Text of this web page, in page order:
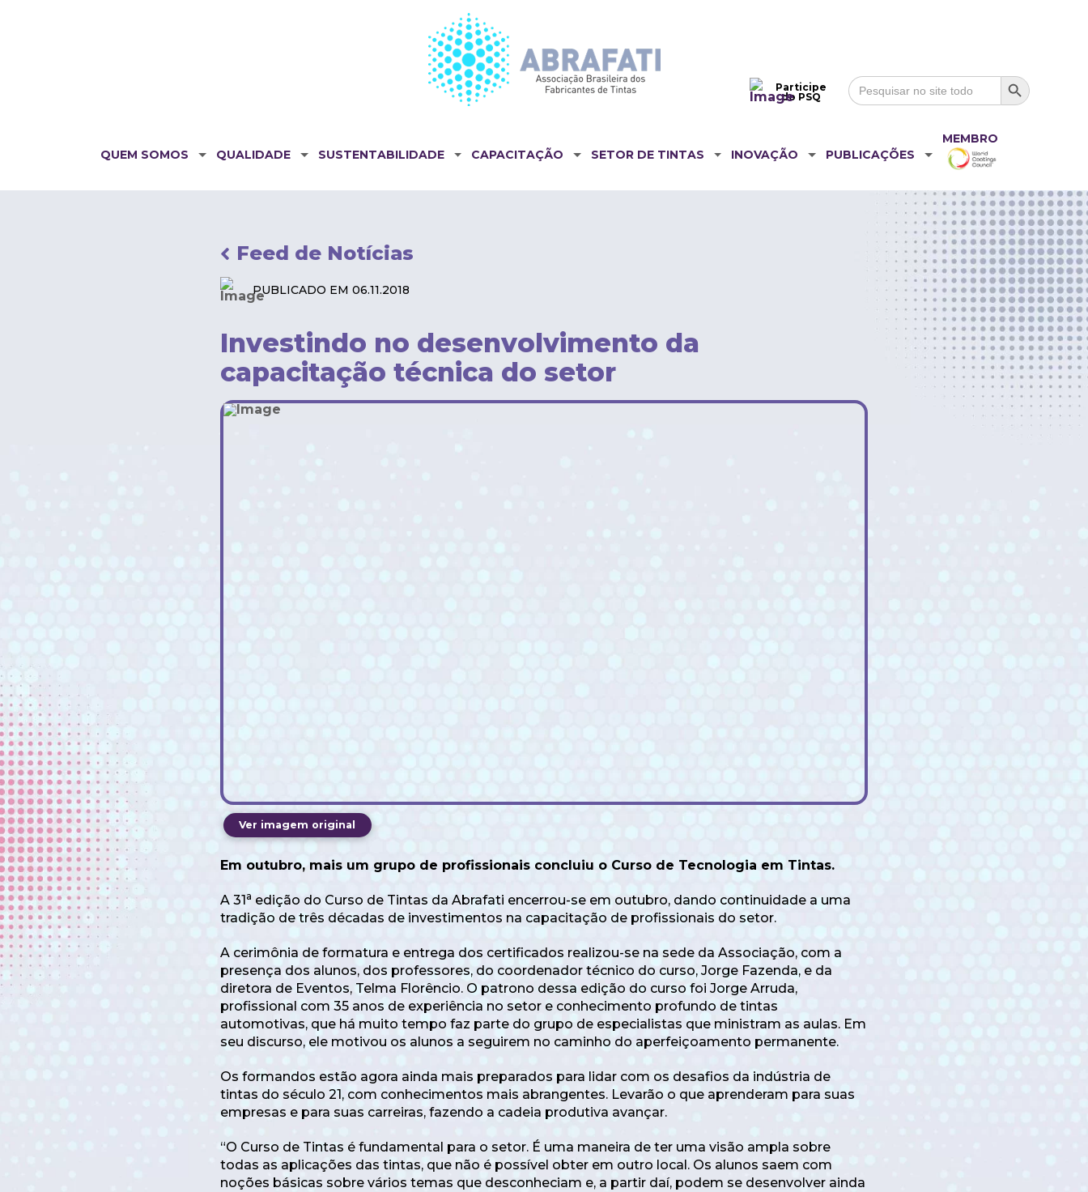
Participe
do PSQ
Search
for:
Search Button
QUEM SOMOS QUALIDADE SUSTENTABILIDADE CAPACITAÇÃO SETOR DE TINTAS INOVAÇÃO PUBLICAÇÕES
MEMBRO
Feed de Notícias
PUBLICADO EM 06.11.2018
Investindo no desenvolvimento da
capacitação técnica do setor
Ver imagem original
Em outubro, mais um grupo de profissionais concluiu o Curso de Tecnologia em Tintas.
A 31a edição do Curso de Tintas da Abrafati encerrou-se em outubro, dando continuidade a uma
tradição de três décadas de investimentos na capacitação de profissionais do setor.
A cerimônia de formatura e entrega dos certificados realizou-se na sede da Associação, com a
presença dos alunos, dos professores, do coordenador técnico do curso, Jorge Fazenda, e da
diretora de Eventos, Telma Florêncio. O patrono dessa edição do curso foi Jorge Arruda,
profissional com 35 anos de experiência no setor e conhecimento profundo de tintas
automotivas, que há muito tempo faz parte do grupo de especialistas que ministram as aulas. Em
seu discurso, ele motivou os alunos a seguirem no caminho do aperfeiçoamento permanente.
Os formandos estão agora ainda mais preparados para lidar com os desafios da indústria de
tintas do século 21, com conhecimentos mais abrangentes. Levarão o que aprenderam para suas
empresas e para suas carreiras, fazendo a cadeia produtiva avançar.
“O Curso de Tintas é fundamental para o setor. É uma maneira de ter uma visão ampla sobre
todas as aplicações das tintas, que não é possível obter em outro local. Os alunos saem com
noções básicas sobre vários temas que desconheciam e, a partir daí, podem se desenvolver ainda